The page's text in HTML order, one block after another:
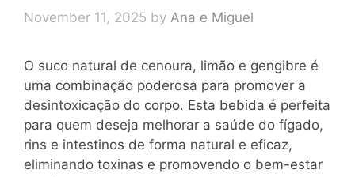
November 11, 2025 by Ana e Miguel
O suco natural de cenoura, limão e gengibre é
uma combinação poderosa para promover a
desintoxicação do corpo. Esta bebida é perfeita
para quem deseja melhorar a saúde do fígado,
rins e intestinos de forma natural e eficaz,
eliminando toxinas e promovendo o bem-estar